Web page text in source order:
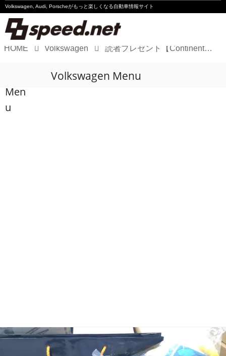
Volkswagen, Audi, Porscheがもっと楽しくなる自動車情報サイト
Audi
HOME Volkswagen 読者プレゼント【Continental 2014 FIFA ワールドカップ Goods】
Men
u
Volkswagen Menu